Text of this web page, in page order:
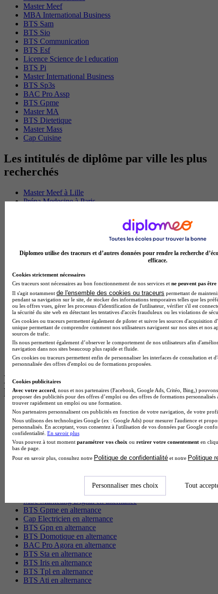
Master Meef
MBA International Business
BTS Sam
BTS Sio
BTS Communication
BTS Esf
Licence Science de l education
BTS Pi
Master International Business
BTS Sp3s
BAC Pro Assp
BTS Gpme
Master MA
BTS Dietetique
Master Mass
Cap Cuisine
Les intitulés de diplôme par ville les plus
recherchés
Master Meef à Lille
Prépa Medecine à Paris
Master Psychologie à Paris
Master Meef à Paris
BTS Tourisme à Bordeaux
BTS Tourisme à Lyon
BTS Tourisme à Paris
BTS Tourisme à Toulouse
Licence Psychologie à Lille
Master Informatique à Paris
BTS Communication à Bordeaux
Master Psychologie à Angers
BTS Communication à Lyon
BTS Ndrc à Lyon
Les intitulés de diplôme par alternance
les plus recherchés
BTS Esf en alternance
BTS Dietetique en alternance
BTS Mco en alternance
BTS Pi en alternance
BTS Sp3s en alternance
Master CCA en alternance
BTS Sam en alternance
Cap Fleuriste en alternance
MSc Marketing Digital en alternance
BTS Gpme en alternance
Cap Electricien en alternance
BTS Gpn en alternance
BTS Domotique en alternance
BAC Pro Agora en alternance
BTS Sta en alternance
BTS Iris en alternance
BTS Tpl en alternance
BTS Ati en alternance
Diplomeo utilise des traceurs et d’autres données pour rendre la recherche
efficace.
Cookies strictement nécessaires
Ces traceurs sont nécessaires au bon fonctionnement de nos services et ne peuvent pas être
Il s'agit notamment de l'ensemble des cookies ou traceurs permettant de
pendant sa navigation sur le site, de stocker des informations temporaires telles que les
ou les offres vues, gérer les processus d'identification de l'utilisateur, vérifier s'il est
la sécurité du site web en détectant les tentatives d'accès frauduleux ou les violations de
Ces cookies ou traceurs permettent également de piloter et suivre les sources d'acquisition
unique permettant de comprendre comment nos utilisateurs naviguent sur nos sites et nos
sources de trafic.
Ils nous permettent également d’observer le comportement de nos utilisateurs afin
navigation dans nos sites beaucoup plus rapide et fluide.
Ces cookies ou traceurs permettent enfin de personnaliser les interfaces de consultation et
personnalisée des offres d'emploi ou de formations proposées.
Cookies publicitaires
Avec votre accord , nous et nos partenaires (Facebook, Google Ads, Critéo, Bing,)
proposer des publicités pour des offres d’emploi ou des offres de formations
trouver rapidement un emploi ou une formation.
Nos partenaires personnalisent ces publicités en fonction de votre navigation, de votre
Nous utilisons des technologies Google (ex : Google Ads) pour mesurer l'audience et
personnalisés. En acceptant, vous consentez à l'utilisation de vos données par Google
confidentialité. En savoir plus
Vous pouvez à tout moment paramétrer vos choix ou retirer votre consentement en
bas de page.
Pour en savoir plus, consultez notre Politique de confidentialité et notre Politique
Personnaliser mes choix Tout